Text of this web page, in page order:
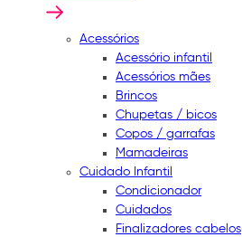
Acessórios
Acessório infantil
Acessórios mães
Brincos
Chupetas / bicos
Copos / garrafas
Mamadeiras
Cuidado Infantil
Condicionador
Cuidados
Finalizadores cabelos